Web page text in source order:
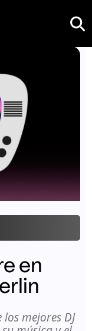
en
mejores DJ